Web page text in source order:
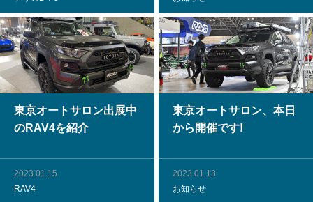
東京オートサロン出展中
のRAV4を紹介
2023.01.15
RAV4
東京オートサロン、本日
から開催です!
2023.01.13
お知らせ